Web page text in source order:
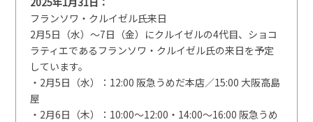
フランソワ・クルイゼル氏来日
2月5日（水）～7日（金）にクルイゼルの4代目、ショコ
ラティエであるフランソワ・クルイゼル氏の来日を予定
しています。
・2月5日（水）：12:00 阪急うめだ本店／15:00 大阪高島
屋
・2月6日（木）：10:00～12:00・14:00～16:00 阪急うめ